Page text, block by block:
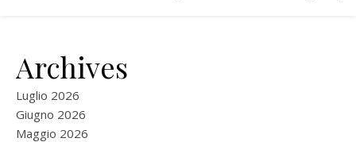
Archives
Luglio 2026
Giugno 2026
Maggio 2026